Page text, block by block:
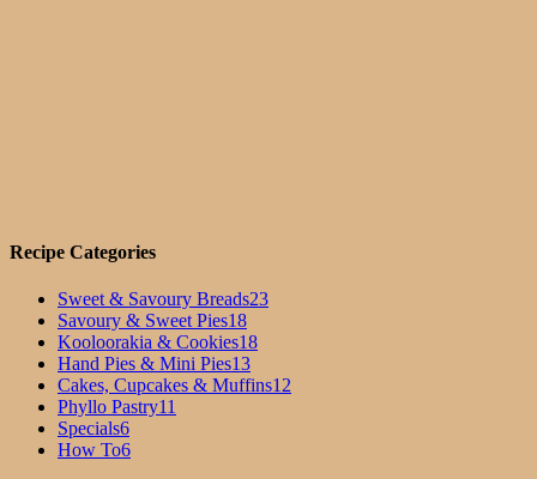
Recipe Categories
Sweet & Savoury Breads23
Savoury & Sweet Pies18
Kooloorakia & Cookies18
Hand Pies & Mini Pies13
Cakes, Cupcakes & Muffins12
Phyllo Pastry11
Specials6
How To6